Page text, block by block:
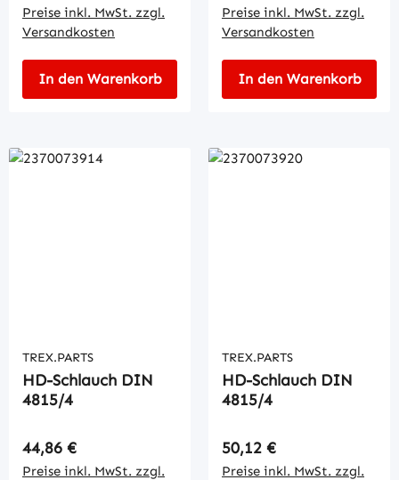
Preise inkl. MwSt. zzgl.
Versandkosten
In den Warenkorb
Preise inkl. MwSt. zzgl.
Versandkosten
In den Warenkorb
TREX.PARTS
HD-Schlauch DIN
4815/4
Regulärer Preis:
44,86 €
Preise inkl. MwSt. zzgl.
TREX.PARTS
HD-Schlauch DIN
4815/4
Regulärer Preis:
50,12 €
Preise inkl. MwSt. zzgl.